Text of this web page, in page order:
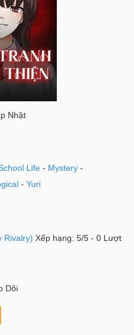
Nhật
Life - Mystery -
-Yuri
Rivalry) Xếp hạng: 5/5 - 0 Lượt
Dõi